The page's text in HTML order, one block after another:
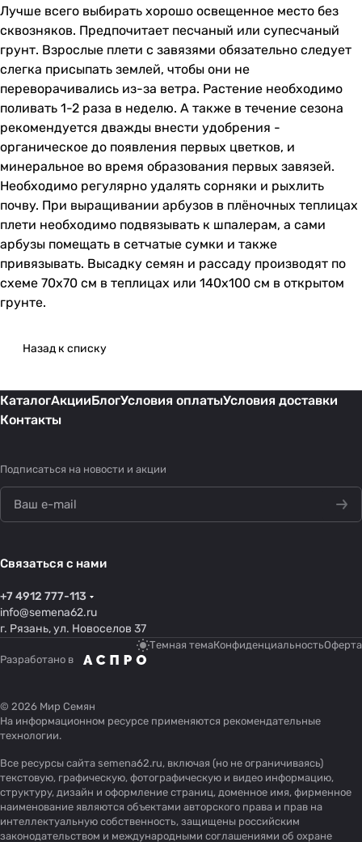
Лучше всего выбирать хорошо освещенное место без
сквозняков. Предпочитает песчаный или супесчаный
грунт. Взрослые плети с завязями обязательно следует
слегка присыпать землей, чтобы они не
переворачивались из-за ветра. Растение необходимо
поливать 1-2 раза в неделю. А также в течение сезона
рекомендуется дважды внести удобрения -
органическое до появления первых цветков, и
минеральное во время образования первых завязей.
Необходимо регулярно удалять сорняки и рыхлить
почву. При выращивании арбузов в плёночных теплицах
плети необходимо подвязывать к шпалерам, а сами
арбузы помещать в сетчатые сумки и также
привязывать. Высадку семян и рассаду производят по
схеме 70х70 см в теплицах или 140х100 см в открытом
грунте.
Назад к списку
КаталогАкцииБлогУсловия оплатыУсловия доставки
Контакты
Подписаться на новости и акции
Связаться с нами
+7 4912 777-113
info@semena62.ru
г. Рязань, ул. Новоселов 37
Темная темаКонфиденциальностьОферта
Разработано в
© 2026 Мир Семян
На информационном ресурсе применяются рекомендательные
технологии.
Все ресурсы сайта semena62.ru, включая (но не ограничиваясь)
текстовую, графическую, фотографическую и видео информацию,
структуру, дизайн и оформление страниц, доменное имя, фирменное
наименование являются объектами авторского права и прав на
интеллектуальную собственность, защищены российским
законодательством и международными соглашениями об охране